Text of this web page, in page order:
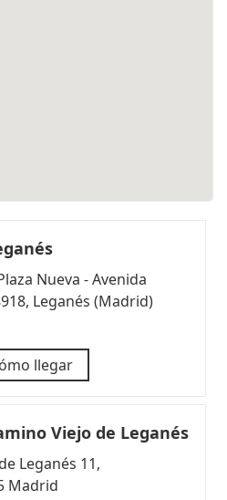
Nueva - Avenida
Leganés (Madrid)
llegar
Viejo de Leganés
Leganés 11,
Madrid